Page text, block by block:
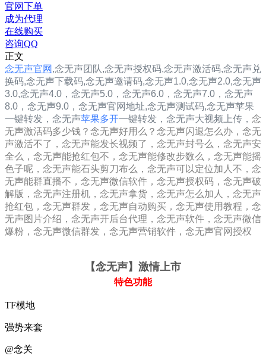
官网下单
成为代理
在线购买
咨询QQ
正文
念无声官网 ,念无声团队,念无声授权码,念无声激活码,念无声兑
换码,念无声下载码,念无声邀请码,念无声1.0,念无声2.0,念无声
3.0,念无声4.0， 念无声5.0， 念无声6.0， 念无声7.0， 念无声
8.0， 念无声9.0， 念无声官网地址,念无声测试码,念无声苹果
一键转发， 念无声苹果多开一键转发，念无声大视频上传， 念
无声激活码多少钱？念无声好用么？念无声闪退怎么办，念无
声激活不了，念无声能发长视频了，念无声封号么，念无声安
全么，念无声能抢红包不，念无声能修改步数么，念无声能摇
色子呢，念无声能石头剪刀布么，念无声可以定位加人不，念
无声能群直播不，念无声微信软件，念无声授权码，念无声破
解版，念无声注册机，念无声拿货，念无声怎么加人，念无声
抢红包，念无声群发，念无声自动购买，念无声使用教程，念
无声图片介绍，念无声开后台代理，念无声软件，念无声微信
爆粉，念无声微信群发，念无声营销软件，念无声官网授权
【念无声】激情上市
特色功能
TF模地
强势来套
@念关